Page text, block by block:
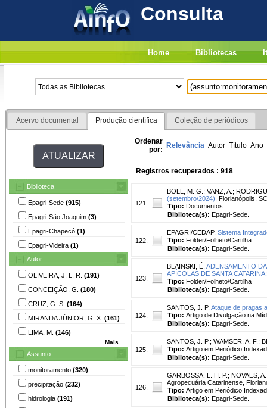
Consulta
Home Bibliotecas
Acervo documental Produção científica Coleção de periódicos
Biblioteca
Epagri-Sede (915)
Epagri-São Joaquim (3)
Epagri-Chapecó (1)
Epagri-Videira (1)
Autor
OLIVEIRA, J. L. R. (191)
CONCEIÇÃO, G. (180)
CRUZ, G. S. (164)
MIRANDA JÚNIOR, G. X. (161)
LIMA, M. (146)
Mais...
Assunto
monitoramento (320)
precipitação (232)
hidrologia (191)
Ordenar
por: Relevância Autor Título Ano
Registros recuperados : 918
121.
BOLL, M. G. ; VANZ, A. ;
(setembro/2024). Florianópolis,
Tipo: Documentos
Biblioteca(s): Epagri-Sede.
122.
EPAGRI/CEDAP. Sistema
Tipo: Folder/Folheto/Cartilha
Biblioteca(s): Epagri-Sede.
123.
BLAINSKI, É. ADENSAMENTO
APÍCOLAS DE SANTA
Tipo: Folder/Folheto/Cartilha
Biblioteca(s): Epagri-Sede.
124.
SANTOS, J. P. Ataque de pragas
Tipo: Artigo de Divulgação na
Biblioteca(s): Epagri-Sede.
125.
SANTOS, J. P. ; WAMSER, A. F. ;
Tipo: Artigo em Periódico
Biblioteca(s): Epagri-Sede.
126.
GARBOSSA, L. H. P. ; NOVAES,
Agropecuária Catarinense,
Tipo: Artigo em Periódico
Biblioteca(s): Epagri-Sede.